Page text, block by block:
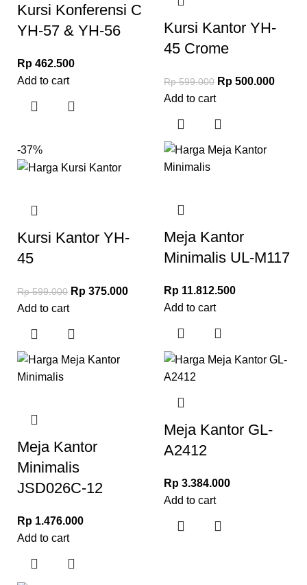
Kursi Konferensi C
YH-57 & YH-56
Rp 462.500
Add to cart
Kursi Kantor YH-
45 Crome
Rp599.000 Rp 500.000
Add to cart
-37%
Kursi Kantor YH-
45
Rp599.000 Rp 375.000
Add to cart
Meja Kantor
Minimalis UL-M117
Rp 11.812.500
Add to cart
Meja Kantor
Minimalis
JSD026C-12
Rp 1.476.000
Add to cart
Meja Kantor GL-
A2412
Rp 3.384.000
Add to cart